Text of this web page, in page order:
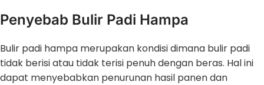
Penyebab Bulir Padi Hampa
Bulir padi hampa merupakan kondisi dimana bulir padi
tidak berisi atau tidak terisi penuh dengan beras. Hal ini
dapat menyebabkan penurunan hasil panen dan